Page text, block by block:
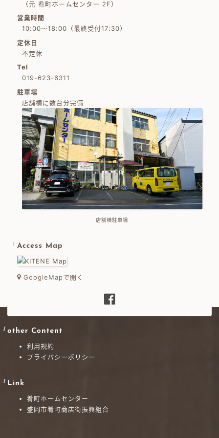
（元 肴町ホームセンター 2F）
営業時間
10:00～18:00（最終受付17:30）
定休日
不定休
Tel
019-623-6311
駐車場
店舗横に数台分完備
店舗横駐車場
Access Map
GoogleMapで開く
other Content
利用規約
プライバシーポリシー
Link
肴町ホームセンター
盛岡市肴町商店街振興組合